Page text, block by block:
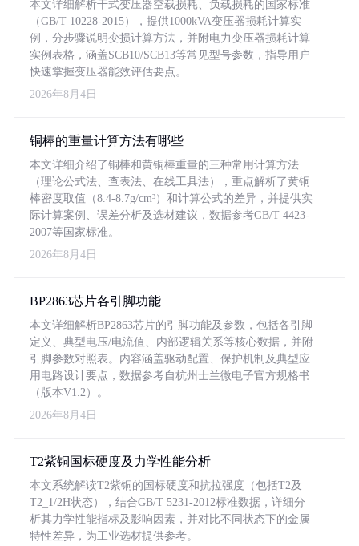
本文详细解析干式变压器空载损耗、负载损耗的国家标准
（GB/T 10228-2015），提供1000kVA变压器损耗计算实
例，分步骤说明变损计算方法，并附电力变压器损耗计算
实例表格，涵盖SCB10/SCB13等常见型号参数，指导用户
快速掌握变压器能效评估要点。
2026年8月4日
铜棒的重量计算方法有哪些
本文详细介绍了铜棒和黄铜棒重量的三种常用计算方法
（理论公式法、查表法、在线工具法），重点解析了黄铜
棒密度取值（8.4-8.7g/cm³）和计算公式的差异，并提供实
际计算案例、误差分析及选材建议，数据参考GB/T 4423-
2007等国家标准。
2026年8月4日
BP2863芯片各引脚功能
本文详细解析BP2863芯片的引脚功能及参数，包括各引脚
定义、典型电压/电流值、内部逻辑关系等核心数据，并附
引脚参数对照表。内容涵盖驱动配置、保护机制及典型应
用电路设计要点，数据参考自杭州士兰微电子官方规格书
（版本V1.2）。
2026年8月4日
T2紫铜国标硬度及力学性能分析
本文系统解读T2紫铜的国标硬度和抗拉强度（包括T2及
T2_1/2H状态），结合GB/T 5231-2012标准数据，详细分
析其力学性能指标及影响因素，并对比不同状态下的金属
特性差异，为工业选材提供参考。